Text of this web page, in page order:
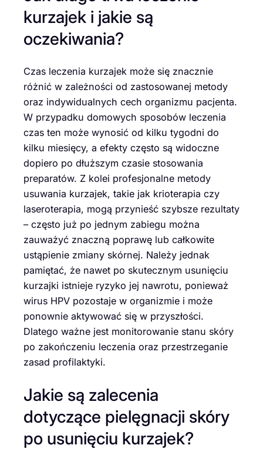
kurzajek i jakie są
oczekiwania?
Czas leczenia kurzajek może się znacznie
różnić w zależności od zastosowanej metody
oraz indywidualnych cech organizmu pacjenta.
W przypadku domowych sposobów leczenia
czas ten może wynosić od kilku tygodni do
kilku miesięcy, a efekty często są widoczne
dopiero po dłuższym czasie stosowania
preparatów. Z kolei profesjonalne metody
usuwania kurzajek, takie jak krioterapia czy
laseroterapia, mogą przynieść szybsze rezultaty
– często już po jednym zabiegu można
zauważyć znaczną poprawę lub całkowite
ustąpienie zmiany skórnej. Należy jednak
pamiętać, że nawet po skutecznym usunięciu
kurzajki istnieje ryzyko jej nawrotu, ponieważ
wirus HPV pozostaje w organizmie i może
ponownie aktywować się w przyszłości.
Dlatego ważne jest monitorowanie stanu skóry
po zakończeniu leczenia oraz przestrzeganie
zasad profilaktyki.
Jakie są zalecenia
dotyczące pielęgnacji skóry
po usunięciu kurzajek?